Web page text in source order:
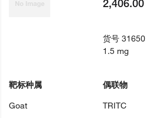
靶标种属
Goat
偶联物
TRITC
2,406.00
货号 31650
1.5 mg